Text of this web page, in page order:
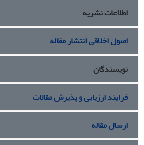
اطلاعات نشریه
اصول اخلاقی انتشار مقاله
نویسندگان
فرایند ارزیابی و پذیرش مقالات
ارسال مقاله